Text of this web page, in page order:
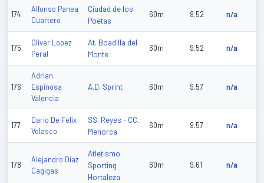
174
Alfonso Panea
Cuartero
Ciudad de los
Poetas
60m 9.52 n/a
175
Oliver Lopez
Peral
At. Boadilla del
Monte
60m 9.52 n/a
176
Adrian
Espinosa
Valencia
A.D. Sprint 60m 9.57 n/a
177
Dario De Felix
Velasco
SS. Reyes - CC.
Menorca
60m 9.57 n/a
178
Alejandro Diaz
Cagigas
Atletismo
Sporting
Hortaleza
60m 9.61 n/a